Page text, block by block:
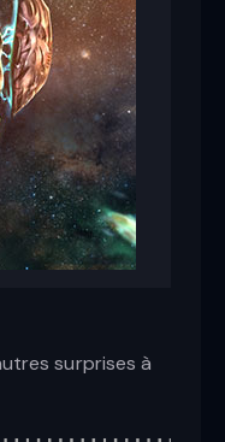
surprises à